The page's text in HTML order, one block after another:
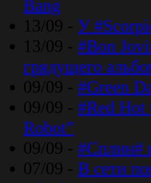
Bang
13/09 - У
13/09 - #Bon
грядущего
09/09 - #Green
09/09 - #Red Hot
Robot”
09/09 - #Сплин#
07/09 - В сети